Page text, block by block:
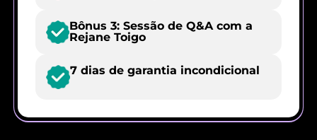
Bônus 3: Sessão de Q&A com a
Rejane Toigo
7 dias de garantia incondicional